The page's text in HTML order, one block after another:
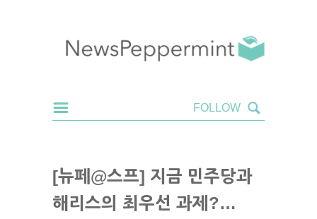
[뉴페@스프] 지금 민주당과
해리스의 최우선 과제?…